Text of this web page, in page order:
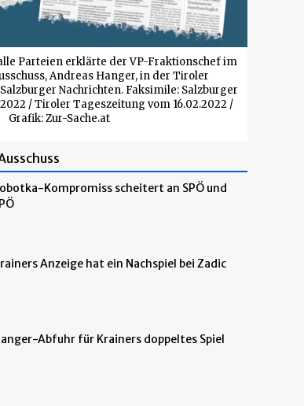
Parteien erklärte der VP-Fraktionschef im
Andreas Hanger, in der Tiroler
Nachrichten. Faksimile: Salzburger
/ Tiroler Tageszeitung vom 16.02.2022 /
Grafik: Zur-Sache.at
Kompromiss scheitert an SPÖ und
Anzeige hat ein Nachspiel bei Zadic
Abfuhr für Krainers doppeltes Spiel